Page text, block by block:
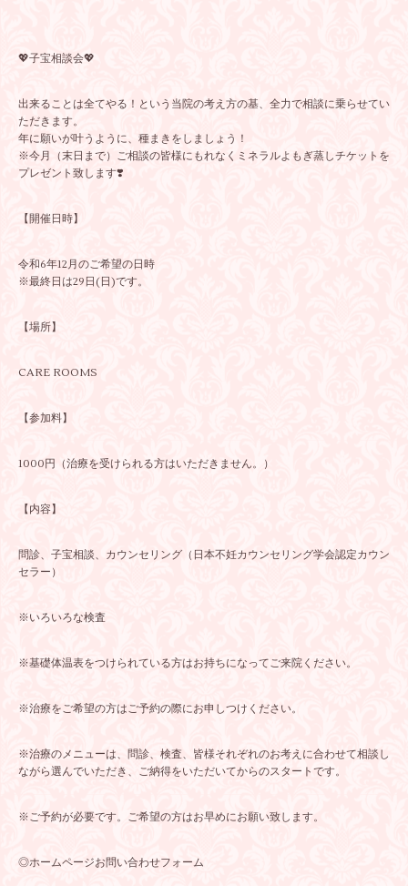
💖子宝相談会💖
出来ることは全てやる！という当院の考え方の基、全力で相談に乗らせてい
ただきます。
年に願いが叶うように、種まきをしましょう！
※今月（末日まで）ご相談の皆様にもれなくミネラルよもぎ蒸しチケットを
プレゼント致します❣️
【開催日時】
令和6年12月のご希望の日時
※最終日は29日(日)です。
【場所】
CARE ROOMS
【参加料】
1000円（治療を受けられる方はいただきません。）
【内容】
問診、子宝相談、カウンセリング（日本不妊カウンセリング学会認定カウン
セラー）
※いろいろな検査
※基礎体温表をつけられている方はお持ちになってご来院ください。
※治療をご希望の方はご予約の際にお申しつけください。
※治療のメニューは、問診、検査、皆様それぞれのお考えに合わせて相談し
ながら選んでいただき、ご納得をいただいてからのスタートです。
※ご予約が必要です。ご希望の方はお早めにお願い致します。
◎ホームページお問い合わせフォーム